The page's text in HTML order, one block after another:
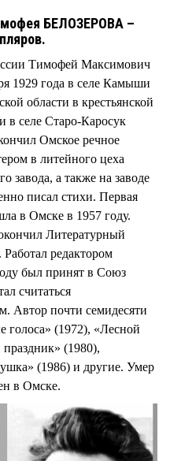
БЕЛОЗЕРОВА –
Тимофей Максимович
1929 года в селе Камыши
области в крестьянской
в селе Старо-Каросук
Омское речное
в литейного цеха
завода, а также на заводе
писал стихи. Первая
в Омске в 1957 году.
Литературный
редактором
был принят в Союз
считаться
Автор почти семидесяти
голоса» (1972), «Лесной
(1980),
(1986) и другие. Умер
в Омске.